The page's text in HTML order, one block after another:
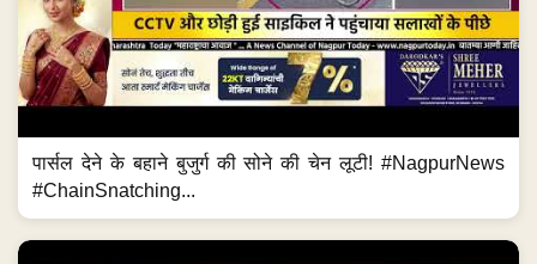
पार्सल देने के बहाने बुजुर्ग की सोने की चेन लूटी! #NagpurNews
#ChainSnatching...